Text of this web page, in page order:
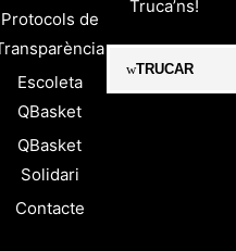
Protocols de
Escoleta
QBasket
QBasket
Solidari
Contacte
Truca’ns!
TRUCAR